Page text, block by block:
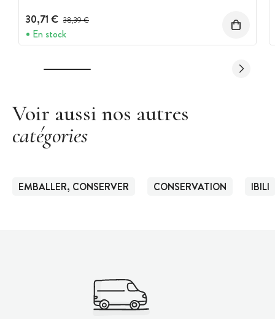
30,71 € Prix avant réduction :
38,39 €
En stock
Voir aussi nos autres
catégories
EMBALLER, CONSERVER CONSERVATION IBILI